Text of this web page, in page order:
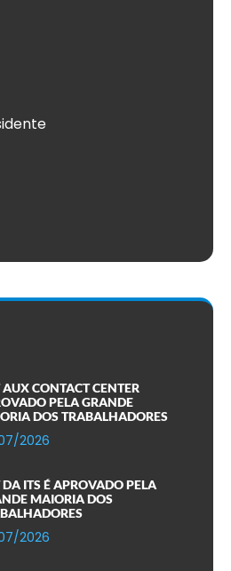
AUX CONTACT CENTER
PELA GRANDE
DOS TRABALHADORES
2026
DA ITS É APROVADO PELA
MAIORIA DOS
2026